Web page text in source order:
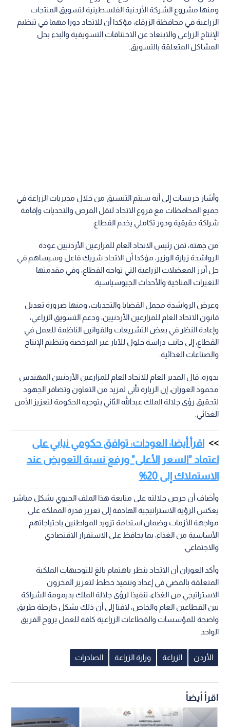
ومنها مشروع الشركة الأردنية الفلسطينية لتسويق المنتجات
الزراعية في محافظة الزرقاء، مؤكدا أن للاتحاد دورا مهما في تنظيم
الإنتاج الزراعي والابتعاد عن الاختناقات التسويقية والبدء بحل
المشاكل المتعلقة بالتسويق.
وأشار خريسات إلى أنه سيتم التنسيق من خلال مديريات الزراعة في
جميع المحافظات مع فروع الاتحاد لنقل الفرص والتحديات وإقامة
شراكة حقيقية ودور تكاملي يخدم القطاع.
من جهته، ثمن رئيس الاتحاد العام للمزارعين الأردنيين عودة
الرواشدة زيارة الوزير، مؤكدا أن الاتحاد شريك فاعل وسيساهم في
حل أبرز المعضلات الزراعية التي تواجه القطاع، وفي مقدمتها
التغيرات المناخية والأحداث الجيوسياسية.
وعرض الرواشدة مجمل القضايا والتحديات، ومنها ضرورة تعديل
قانون الاتحاد العام للمزارعين الأردنيين، ودعم التسويق الزراعي،
وإعادة النظر في بعض التشريعات والقوانين الناظمة للعمل في
القطاع، إلى جانب دراسة حلول للآبار غير المرخصة وتنظيم الإنتاج
والصناعات الغذائية.
بدوره، قال المدير العام للاتحاد العام للمزارعين الأردنيين المهندس
محمود العوران، إن الزيارة تأتي لمزيد من التعاون وتضافر الجهود
لتحقيق رؤى جلالة الملك عبدالله الثاني بتوجيه الحكومة لتعزيز الأمن
الغذائي.
اقرأ أيضا: العودات: توافق حكومي نيابي على
اعتماد "السعر الأعلى" ورفع نسبة التعويض عند
الاستملاك إلى 20%
وأضاف أن حرص جلالته على متابعة هذا الملف الحيوي بشكل مباشر
يعكس الرؤية الاستراتيجية الهادفة إلى تعزيز قدرة المملكة على
مواجهة الأزمات وضمان استدامة تزويد المواطنين باحتياجاتهم
الأساسية من الغذاء، بما يحافظ على الاستقرار الاقتصادي
والاجتماعي.
وأكد العوران أن الاتحاد ينظر باهتمام بالغ للتوجيهات الملكية
المتعلقة بالمضي في إعداد وتنفيذ خطط لتعزيز المخزون
الاستراتيجي من الغذاء، تنفيذا لرؤى جلالة الملك بديمومة الشراكة
بين القطاعين العام والخاص، لافتا إلى أن ذلك يشكل خارطة طريق
واضحة للمؤسسات والقطاعات الزراعية كافة للعمل بروح الفريق
الواحد.
الأردن الزراعة وزارة الزراعة الصادرات
اقرأ أيضاً